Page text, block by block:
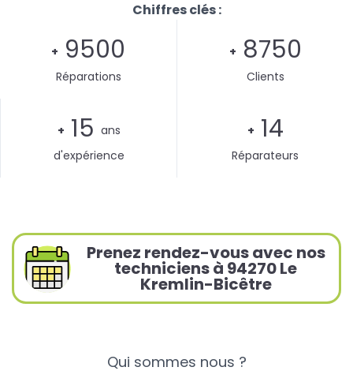
Chiffres clés :
+ 9500
Réparations
+ 8750
Clients
+ 15 ans
d'expérience
+ 14
Réparateurs
Prenez rendez-vous avec nos
techniciens à 94270 Le
Kremlin-Bicêtre
Qui sommes nous ?